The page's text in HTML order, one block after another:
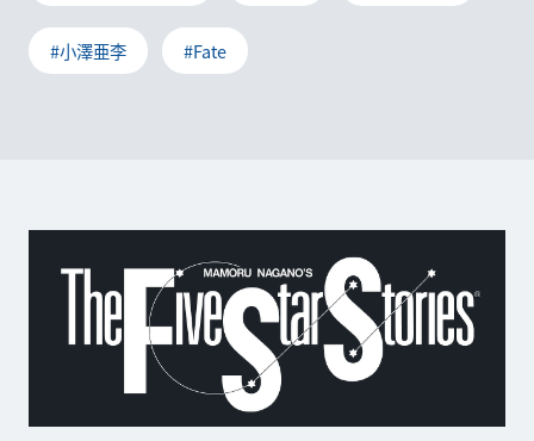
#小澤亜李 #Fate